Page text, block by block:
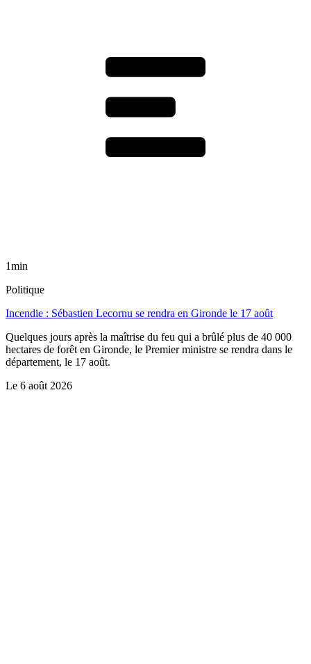
1min
Politique
Incendie : Sébastien Lecornu se rendra en Gironde le 17 août
Quelques jours après la maîtrise du feu qui a brûlé plus de 40 000
hectares de forêt en Gironde, le Premier ministre se rendra dans le
département, le 17 août.
Le 6 août 2026